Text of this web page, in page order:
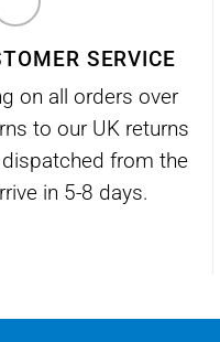
SERVICE
on all orders over
to our UK returns
from the
in 5-8 days.